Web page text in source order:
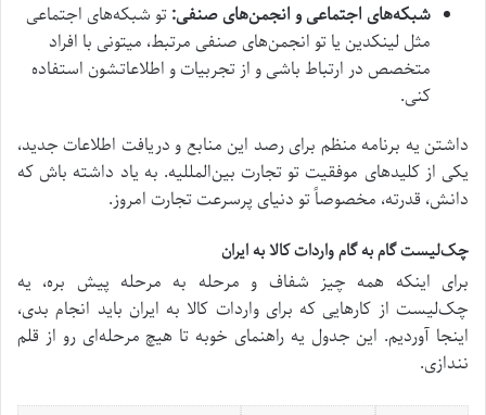
شبکه‌های اجتماعی و انجمن‌های صنفی:تو شبکه‌های اجتماعی
مثل لینکدین یا تو انجمن‌های صنفی مرتبط، میتونی با افراد
متخصص در ارتباط باشی و از تجربیات و اطلاعاتشون استفاده
کنی.
داشتن یه برنامه منظم برای رصد این منابع و دریافت اطلاعات جدید،
یکی از کلیدهای موفقیت تو تجارت بین‌المللیه. به یاد داشته باش که
دانش، قدرته، مخصوصاً تو دنیای پرسرعت تجارت امروز.
چک‌لیست گام به گام واردات کالا به ایران
برای اینکه همه چیز شفاف و مرحله به مرحله پیش بره، یه
چک‌لیست از کارهایی که برای واردات کالا به ایران باید انجام بدی،
اینجا آوردیم. این جدول یه راهنمای خوبه تا هیچ مرحله‌ای رو از قلم
نندازی.